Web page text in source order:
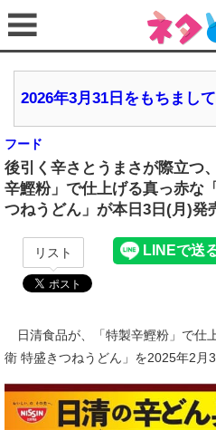
2026年3月31日をもちまし
フード
後引く辛さとうまさが際立つ
辛鰹粉」で仕上げる真っ赤な
つねうどん」が本日3日(月)発
リスト
日清食品が、「特製辛鰹粉」で仕
衛 特盛きつねうどん」を2025年2月